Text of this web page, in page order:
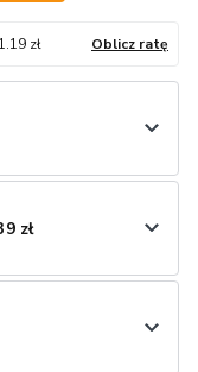
zł Oblicz ratę
zł